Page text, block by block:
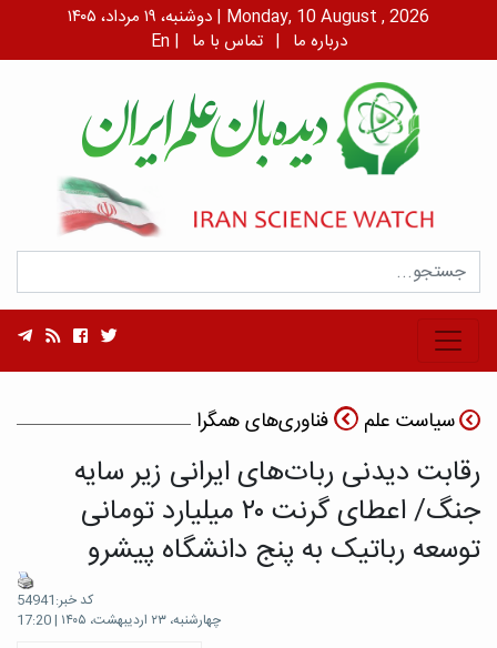
دوشنبه، ۱۹ مرداد، ۱۴۰۵ | Monday, 10 August , 2026
En | درباره ما | تماس با ما
سیاست علم فناوری‌های همگرا
رقابت دیدنی ربات‌های ایرانی زیر سایه
جنگ/ اعطای گرنت ۲۰ میلیارد تومانی
توسعه رباتیک به پنج دانشگاه پیشرو
کد خبر:54941
چهارشنبه، ۲۳ اردیبهشت، ۱۴۰۵ | 17:20